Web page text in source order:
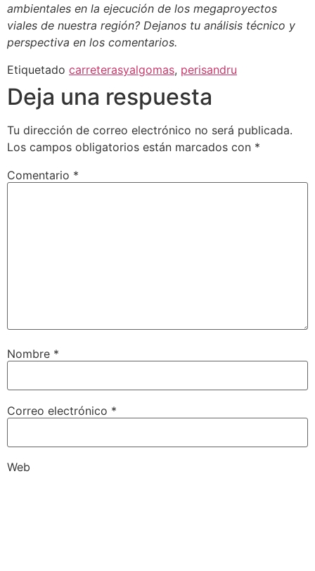
ambientales en la ejecución de los megaproyectos
viales de nuestra región? Dejanos tu análisis técnico y
perspectiva en los comentarios.
Etiquetado carreterasyalgomas, perisandru
Deja una respuesta
Tu dirección de correo electrónico no será publicada.
Los campos obligatorios están marcados con *
Comentario *
Nombre *
Correo electrónico *
Web